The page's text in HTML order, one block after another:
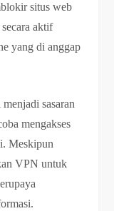
situs web
aktif
yang di anggap
sasaran
mengakses
Meskipun
VPN untuk